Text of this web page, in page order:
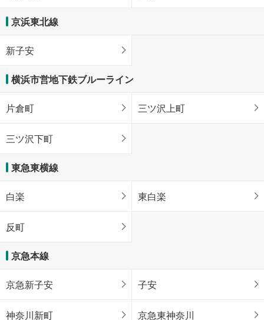
京浜東北線
新子安
横浜市営地下鉄ブルーライン
片倉町 三ツ沢上町
三ツ沢下町
東急東横線
白楽 東白楽
反町
京急本線
京急新子安 子安
神奈川新町 京急東神奈川